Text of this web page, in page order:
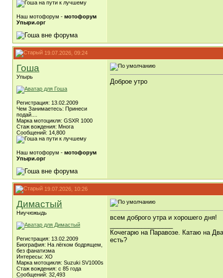
Наш мотофорум - мотофорум
Упыри.орг
19.07.2026, 09:24
Гоша
Упырь
Регистрация: 13.02.2009
Чем Занимаетесь: Принеси
подай....
Марка мотоцикля: GSXR 1000
Стаж вождения: Многа
Сообщений: 14,800
Наш мотофорум - мотофорум
Упыри.орг
Доброе утро
19.07.2026, 10:26
Димастый
Ниучюжыдь
Регистрация: 13.02.2009
Биография: На лёгком бодрящем,
без фанатизма
Интересы: ХО
Марка мотоцикля: Suzuki SV1000s
Стаж вождения: с 85 года
Сообщений: 32,493
всем доброго утра и хорошего дня!
Кочегарю на Паравозе. Катаю на
есть?